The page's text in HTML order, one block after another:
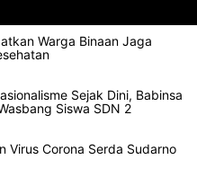
Warga Binaan Jaga
Sejak Dini, Babinsa
Siswa SDN 2
Virus Corona Serda Sudarno